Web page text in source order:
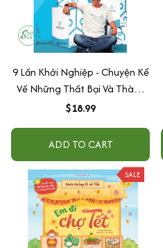
9 Lần Khởi Nghiệp - Chuyện Kể
Về Những Thất Bại Và Thành
Công Của Một Triệu Phú
$18.99
ADD TO CART
SALE